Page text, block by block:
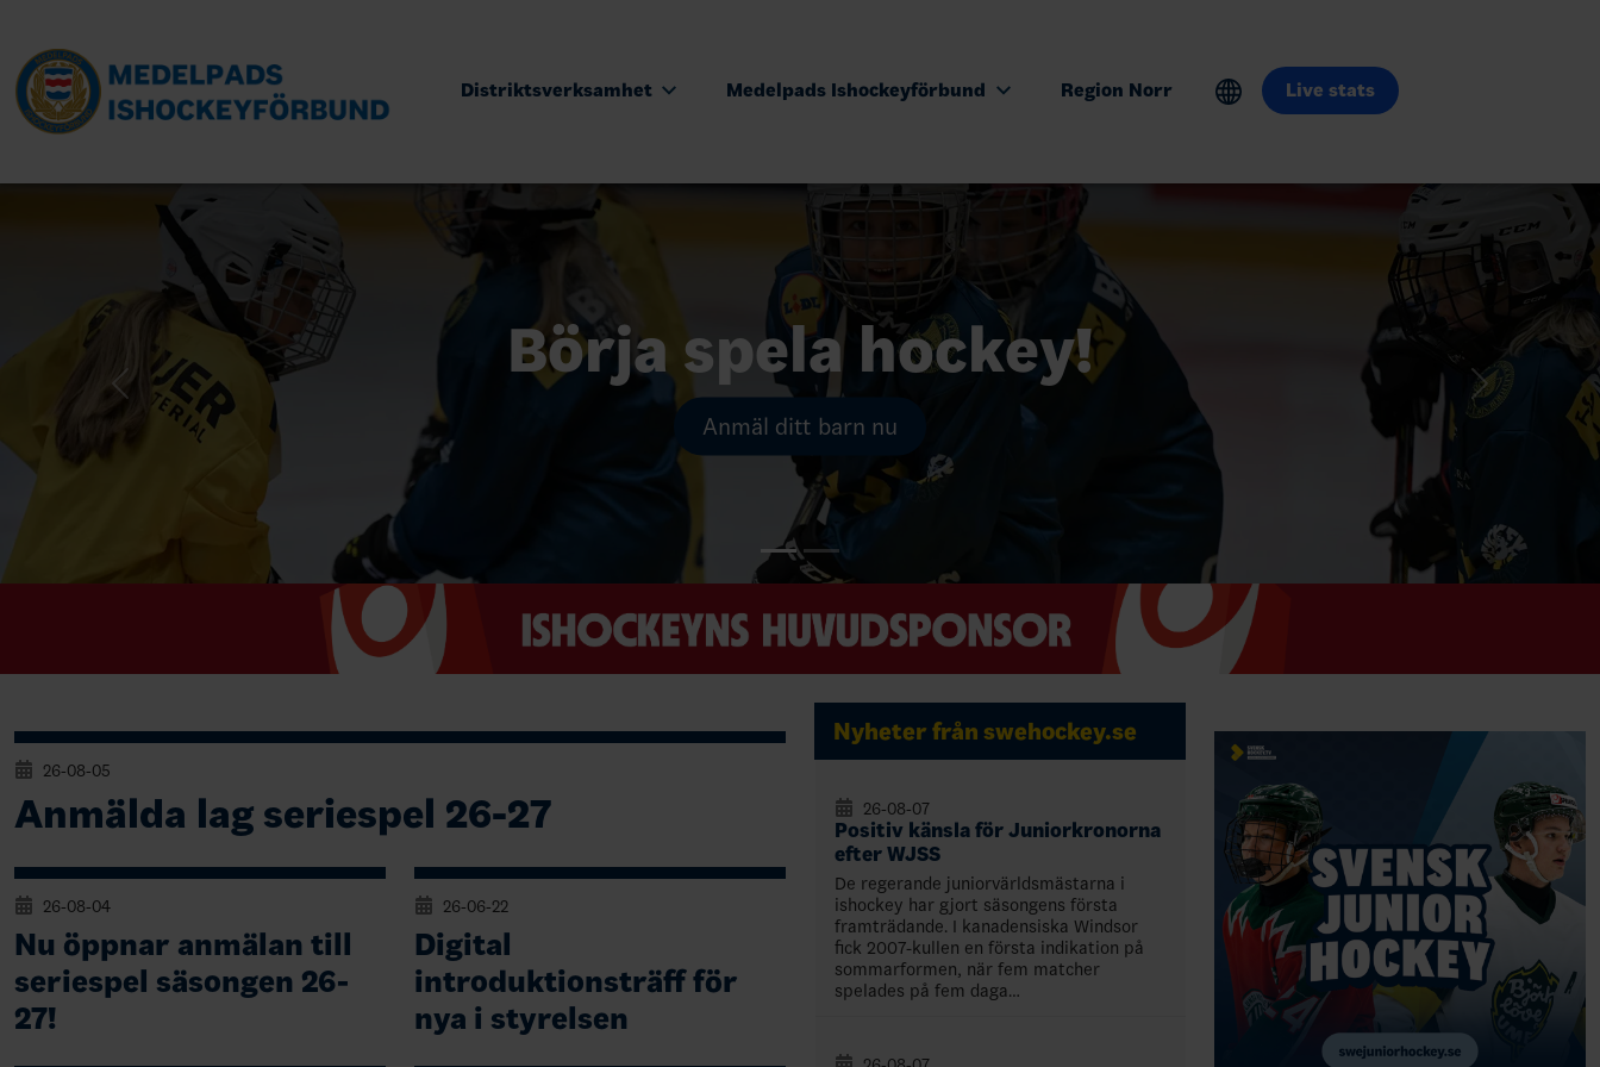
Distriktsverksamhet Medelpads Ishockeyförbund Region Norr Live stats
Börja spela hockey!
Anmäl ditt barn nu
Previous Next
Anmälda lag seriespel 26-27
26-08-05
Nu öppnar anmälan till
seriespel säsongen 26-
27!
26-08-04
Digital
introduktionsträff för
nya i styrelsen
26-06-22
Nyheter från swehockey.se
Positiv känsla för Juniorkronorna
efter WJSS
26-08-07
De regerande juniorvärldsmästarna i
ishockey har gjort säsongens första
framträdande. I kanadensiska Windsor
fick 2007-kullen en första indikation på
sommarformen, när fem matcher
spelades på fem daga…